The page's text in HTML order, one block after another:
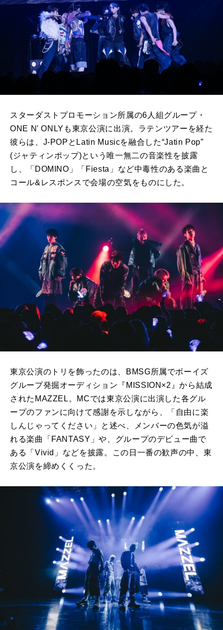
スターダストプロモーション所属の6人組グループ・
ONE N' ONLYも東京公演に出演。ラテンツアーを経た
彼らは、J-POPとLatin Musicを融合した“Jatin Pop”
(ジャティンポップ)という唯一無二の音楽性を披露
し、「DOMINO」「Fiesta」など中毒性のある楽曲と
コール&レスポンスで会場の空気をものにした。
東京公演のトリを飾ったのは、BMSG所属でボーイズ
グループ発掘オーディション『MISSION×2』から結成
されたMAZZEL。MCでは東京公演に出演した各グル
ープのファンに向けて感謝を示しながら、「自由に楽
しんじゃってください」と述べ、メンバーの色気が溢
れる楽曲「FANTASY」や、グループのデビュー曲で
ある「Vivid」などを披露。この日一番の歓声の中、東
京公演を締めくくった。